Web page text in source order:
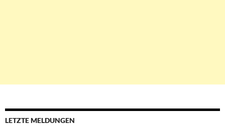
LETZTE MELDUNGEN